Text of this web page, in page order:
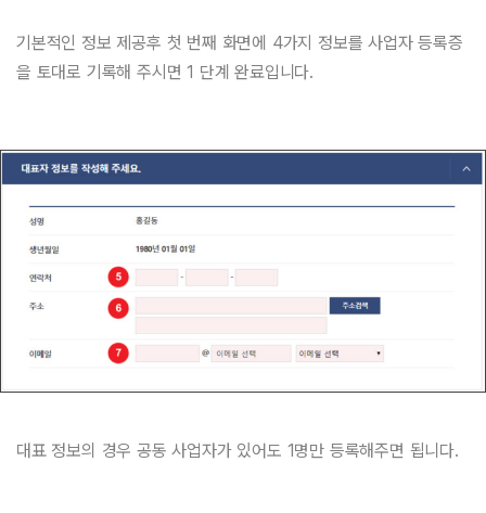
기본적인 정보 제공후 첫 번째 화면에 4가지 정보를 사업자 등록증
을 토대로 기록해 주시면 1 단계 완료입니다.
대표 정보의 경우 공동 사업자가 있어도 1명만 등록해주면 됩니다.